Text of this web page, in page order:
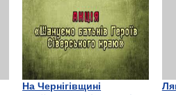
На Чернігівщині